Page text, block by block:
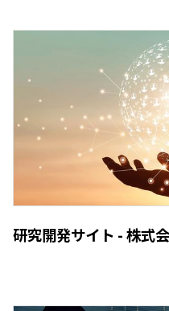
研究開発サイト - 株式